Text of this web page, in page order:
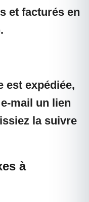
et facturés en
est expédiée,
mail un lien
la suivre
à